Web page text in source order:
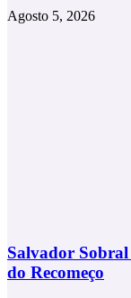
Agosto 5, 2026
Salvador
do Recomeço